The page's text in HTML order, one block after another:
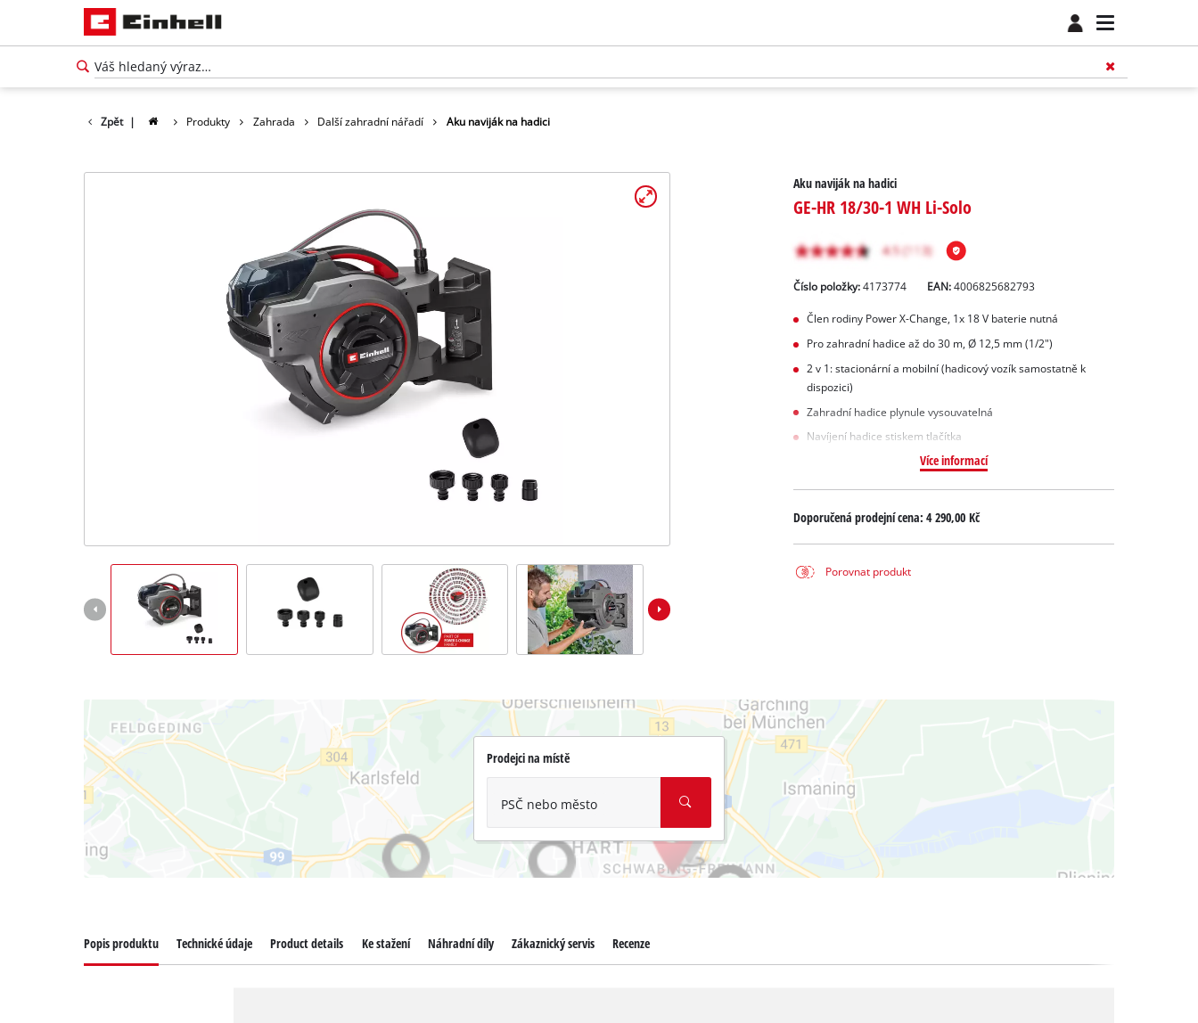
Zpět | Produkty Zahrada Další zahradní nářadí Aku naviják na hadici
Aku naviják na hadici
GE-HR 18/30-1 WH Li-Solo
Číslo položky: 4173774 EAN:4006825682793
Člen rodiny Power X-Change, 1x 18 V baterie nutná
Pro zahradní hadice až do 30 m, Ø 12,5 mm (1/2")
2 v 1: stacionární a mobilní (hadicový vozík samostatně k
dispozici)
Zahradní hadice plynule vysouvatelná
Navíjení hadice stiskem tlačítka
Více informací
Doporučená prodejní cena: 4 290,00 Kč
Porovnat produkt
Prodejci na místě
PSČ nebo město
Popis produktu Technické údaje Product details Ke stažení Náhradní díly Zákaznický servis Recenze